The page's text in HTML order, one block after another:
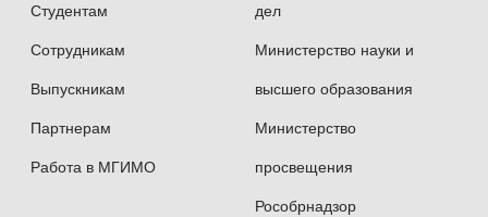
Студентам
Сотрудникам
Выпускникам
Партнерам
Работа в МГИМО
дел
Министерство науки и
высшего образования
Министерство
просвещения
Рособрнадзор